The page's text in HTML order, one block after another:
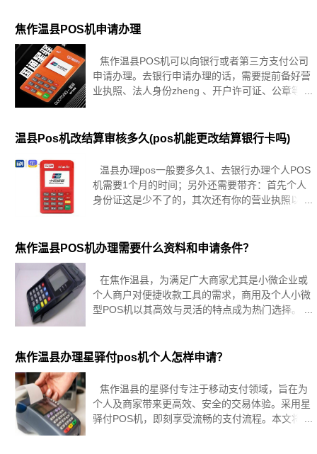
银行、第三方支付机
焦作温县POS机申请办理
焦作温县POS机可以向银行或者第三方支付公司
申请办理。去银行申请办理的话，需要提前备好营
业执照、法人身份zheng 、开户许可证、公章等原
温县Pos机改结算审核多久(pos机能更改结算银行卡吗)
温县办理pos一般要多久1、去银行办理个人POS
机需要1个月的时间；另外还需要带齐：首先个人
身份证这是少不了的，其次还有你的营业执照以及
机申请一般都是较
焦作温县POS机办理需要什么资料和申请条件？
在焦作温县，为满足广大商家尤其是小微企业或
个人商户对便捷收款工具的需求，商用及个人小微
型POS机以其高效与灵活的特点成为热门选择。为
的申请材料、商户应符合的标准、
焦作温县办理星驿付pos机个人怎样申请？
焦作温县的星驿付专注于移动支付领域，旨在为
个人及商家带来更高效、安全的交易体验。采用星
驿付POS机，即刻享受流畅的支付流程。本文将详